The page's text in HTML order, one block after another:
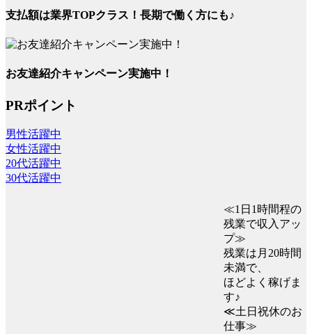
支払額は業界TOPクラス！長期で働く方にも♪
お友達紹介キャンペーン実施中！
PRポイント
男性活躍中
女性活躍中
20代活躍中
30代活躍中
≪1日1時間程の
残業で収入アッ
プ≫
残業は月20時間
未満で、
ほどよく稼げま
す♪
≪土日祝休のお
仕事≫